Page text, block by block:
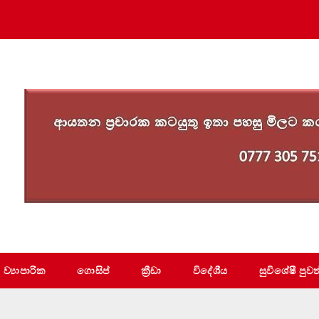
ව්‍යාපාරික ගොසිප් ක්‍රීඩා විදේශීය සුවිශේෂී